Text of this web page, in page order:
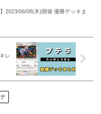
】2023/06/08(木)開催 優勝デッキま
レ